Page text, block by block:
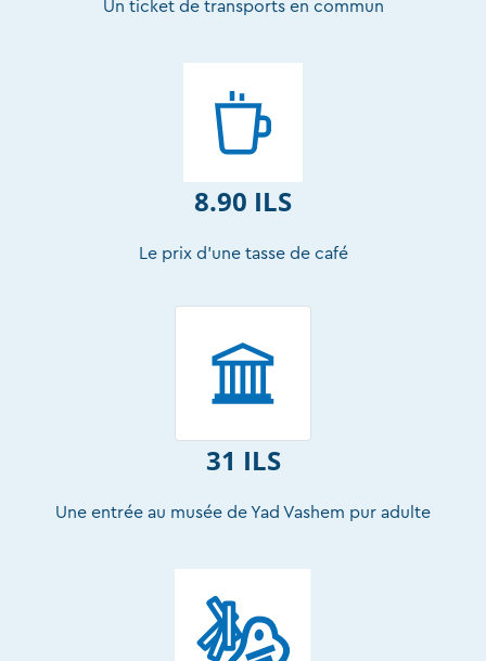
Un ticket de transports en commun
8.90 ILS
Le prix d’une tasse de café
31 ILS
Une entrée au musée de Yad Vashem pur adulte